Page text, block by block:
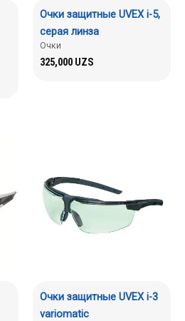
Очки защитные UVEX i-5,
серая линза
Очки
325,000 UZS
Очки защитные UVEX i-3
variomatic